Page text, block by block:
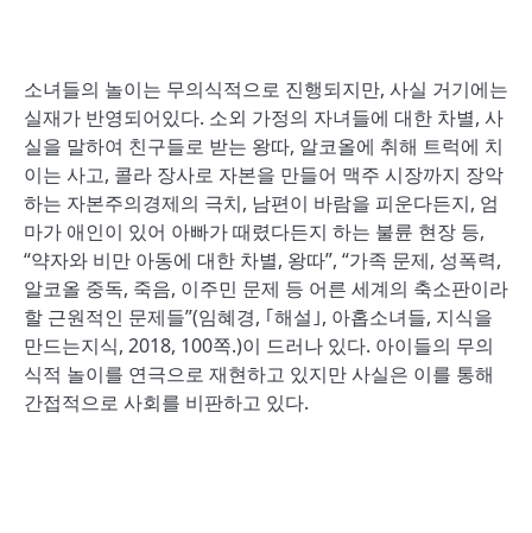
소녀들의 놀이는 무의식적으로 진행되지만, 사실 거기에는
실재가 반영되어있다. 소외 가정의 자녀들에 대한 차별, 사
실을 말하여 친구들로 받는 왕따, 알코올에 취해 트럭에 치
이는 사고, 콜라 장사로 자본을 만들어 맥주 시장까지 장악
하는 자본주의경제의 극치, 남편이 바람을 피운다든지, 엄
마가 애인이 있어 아빠가 때렸다든지 하는 불륜 현장 등,
“약자와 비만 아동에 대한 차별, 왕따”, “가족 문제, 성폭력,
알코올 중독, 죽음, 이주민 문제 등 어른 세계의 축소판이라
할 근원적인 문제들”(임혜경, ｢해설｣, 아홉소녀들, 지식을
만드는지식, 2018, 100쪽.)이 드러나 있다. 아이들의 무의
식적 놀이를 연극으로 재현하고 있지만 사실은 이를 통해
간접적으로 사회를 비판하고 있다.